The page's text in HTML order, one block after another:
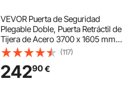
VEVOR Puerta de Seguridad
Plegable Doble, Puerta Retráctil de
Tijera de Acero 3700 x 1605 mm
con Cerradura y Ruedas Giratorias
de 360° para Seguridad de Entrada,
Garaje, Almacén y Piscina, Negro
(117)
24290€